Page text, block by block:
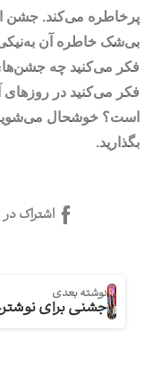
پرخاطره می‌کند. جشن
بی‌شک خاطره آن
فکر می‌کنید چه
فکر می‌کنید در روزهای
است؟ خوشحال می‌شویم
بگذارید.
اشتراک
نوشته بعدی
جشنی برای